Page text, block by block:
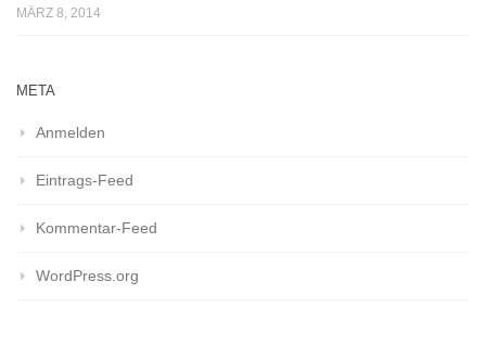
MÄRZ 8, 2014
META
Anmelden
Eintrags-Feed
Kommentar-Feed
WordPress.org